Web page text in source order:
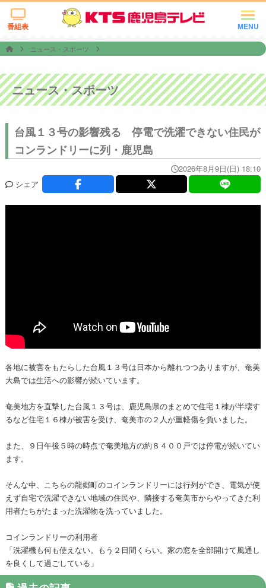
MENU
番組表
ニュース・スポーツ
ニュース・スポーツ
台風１３号の影響残る 停電で洗濯できない住民が
コンランドリーに列・鹿児島
2026年8月9日(日) 18:10
シェア
各地に被害をもたらした台風１３号は日本から離れつつありますが、奄美
大島では生活への影響が続いています。
奄美地方を直撃した台風１３号は、鹿児島県のまとめで住宅１棟が半壊す
るなど住宅１６棟が被害を受け、奄美市の２人が重軽傷を負いました。
また、９日午後５時の時点で奄美地方の約８４００戸では停電が続いてい
ます。
そんな中、こちらの龍郷町のコインランドリーには行列ができ、電気が使
えず自宅で洗濯できない地域の住民や、隣接する奄美市からやってきた利
用者たちがたまった洗濯物を洗っていました。
コインランドリーの利用者
「洗濯機も何も使えない。もう２日間くらい。家の窓を全部開けて風通し
を良くして過ごしている」